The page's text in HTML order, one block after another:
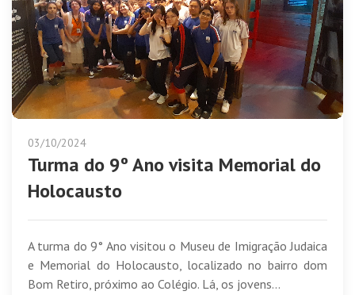
03/10/2024
Turma do 9º Ano visita Memorial do
Holocausto
A turma do 9° Ano visitou o Museu de Imigração Judaica
e Memorial do Holocausto, localizado no bairro dom
Bom Retiro, próximo ao Colégio. Lá, os jovens...